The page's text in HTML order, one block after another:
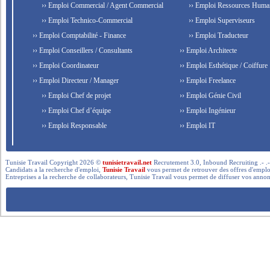
›› Emploi Commercial / Agent Commercial
›› Emploi Technico-Commercial
›› Emploi Comptabilité - Finance
›› Emploi Conseillers / Consultants
›› Emploi Coordinateur
›› Emploi Directeur / Manager
›› Emploi Chef de projet
›› Emploi Chef d’équipe
›› Emploi Responsable
›› Emploi Ressources
›› Emploi Superviseurs
›› Emploi Traducteur
›› Emploi Architecte
›› Emploi Esthétique / Coiffure
›› Emploi Freelance
›› Emploi Génie Civil
›› Emploi Ingénieur
›› Emploi IT
Tunisie Travail Copyright 2026 ©tunisietravail.net Recrutement 3.0, Inbound Recruiting .-
Candidats a la recherche d'emploi,Tunisie Travail vous permet de retrouver des offres
Entreprises a la recherche de collaborateurs, Tunisie Travail vous permet de diffuser vos